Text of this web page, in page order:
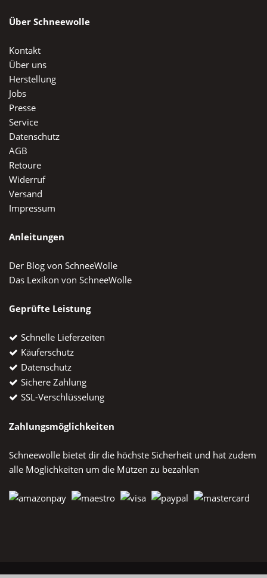
Über Schneewolle
Kontakt
Über uns
Herstellung
Jobs
Presse
Service
Datenschutz
AGB
Retoure
Widerruf
Versand
Impressum
Anleitungen
Der Blog von SchneeWolle
Das Lexikon von SchneeWolle
Geprüfte Leistung
Schnelle Lieferzeiten
Käuferschutz
Datenschutz
Sichere Zahlung
SSL-Verschlüsselung
Zahlungsmöglichkeiten
Schneewolle bietet dir die höchste Sicherheit und hat zudem
alle Möglichkeiten um die Mützen zu bezahlen